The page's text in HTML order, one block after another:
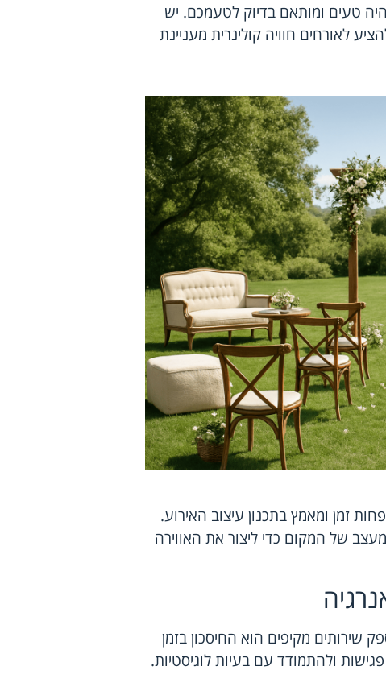
טעים ומותאם בדיוק לטעמכם. יש
לאורחים חוויה קולינרית מעניינת
זמן ומאמץ בתכנון עיצוב האירוע.
של המקום כדי ליצור את האווירה
שירותים מקיפים הוא החיסכון בזמן
ולהתמודד עם בעיות לוגיסטיות.